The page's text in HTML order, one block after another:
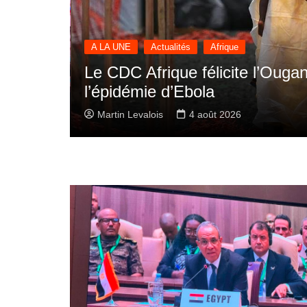
A LA UNE Actualités International
La « Donald J. Trump
stratégique historique
Martin Levalois 3 août 2026